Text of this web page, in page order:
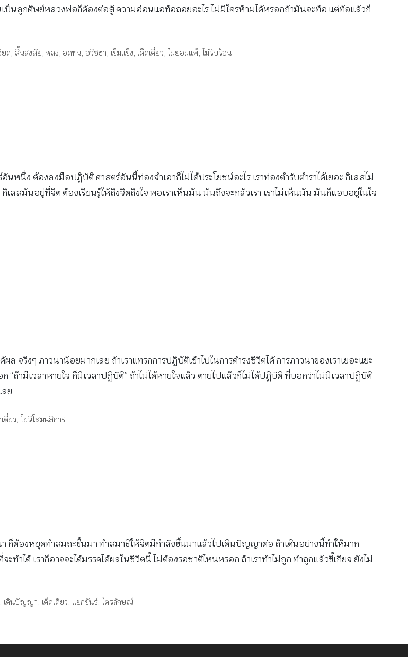
ป็นลูกศิษย์หลวงพ่อก็ต้องต่อสู้ ความอ่อนแอท้อถอยอะไร ไม่มีใครห้ามได้หรอกถ้ามันจะท้อ แต่ท้อแล้วก็
ยด สิ้นสงสัย ,หลง อดทน อวิชชา เข็มแข็ง เด็ดเดี่ยว ไม่ยอมแพ้ ไม่รีบร้อน
หนึ่ง ต้องลงมือปฏิบัติ ศาสตร์อันนี้ท่องจำเอาก็ไม่ได้ประโยชน์อะไร เราท่องตำรับตำราได้เยอะ กิเลสไม่
เลสมันอยู่ที่จิต ต้องเรียนรู้ให้ถึงจิตถึงใจ พอเราเห็นมัน มันถึงจะกลัวเรา เราไม่เห็นมัน มันก็แอบอยู่ในใจ
จริงๆ ภาวนาน้อยมากเลย ถ้าเราแทรกการปฏิบัติเข้าไปในการดำรงชีวิตได้ การภาวนาของเราเยอะแยะ
ถ้ามีเวลาหายใจ ก็มีเวลาปฏิบัติ” ถ้าไม่ได้หายใจแล้ว ตายไปแล้วก็ไม่ได้ปฏิบัติ ที่บอกว่าไม่มีเวลาปฏิบัติ
ลย
ดี่ยว ,โยนิโสมนสิการ
ต้องหยุดทำสมถะขึ้นมา ทำสมาธิให้จิตมีกำลังขึ้นมาแล้วไปเดินปัญญาต่อ ถ้าเดินอย่างนี้ทำให้มาก
ทำได้ เราก็อาจจะได้มรรคได้ผลในชีวิตนี้ ไม่ต้องรอชาติไหนหรอก ถ้าเราทำไม่ถูก ทำถูกแล้วขี้เกียจ ยังไม่
, เดินปัญญา, เด็ดเดี่ยว, แยกขันธ์, ไตรลักษณ์